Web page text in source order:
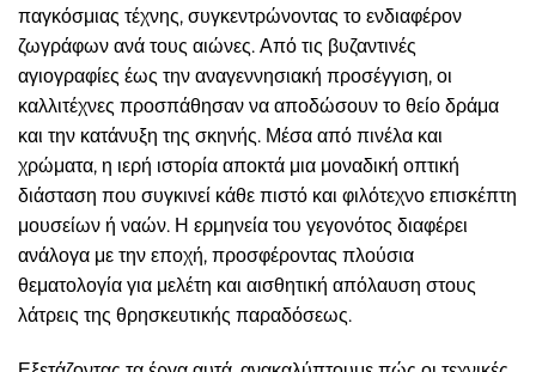
παγκόσμιας τέχνης, συγκεντρώνοντας το ενδιαφέρον
ζωγράφων ανά τους αιώνες. Από τις βυζαντινές
αγιογραφίες έως την αναγεννησιακή προσέγγιση, οι
καλλιτέχνες προσπάθησαν να αποδώσουν το θείο δράμα
και την κατάνυξη της σκηνής. Μέσα από πινέλα και
χρώματα, η ιερή ιστορία αποκτά μια μοναδική οπτική
διάσταση που συγκινεί κάθε πιστό και φιλότεχνο επισκέπτη
μουσείων ή ναών. Η ερμηνεία του γεγονότος διαφέρει
ανάλογα με την εποχή, προσφέροντας πλούσια
θεματολογία για μελέτη και αισθητική απόλαυση στους
λάτρεις της θρησκευτικής παραδόσεως.